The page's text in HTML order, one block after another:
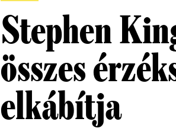
Stephen
összes
elkábítja